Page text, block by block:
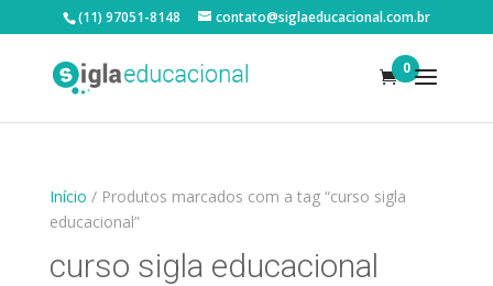
(11) 97051-8148 contato@siglaeducacional.com.br
0
Início / Produtos marcados com a tag “curso sigla
educacional”
curso sigla educacional